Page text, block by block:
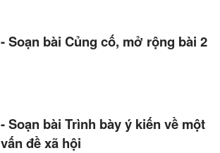
- Soạn bài Củng cố, mở rộng bài 2
- Soạn bài Trình bày ý kiến về một
vấn đề xã hội